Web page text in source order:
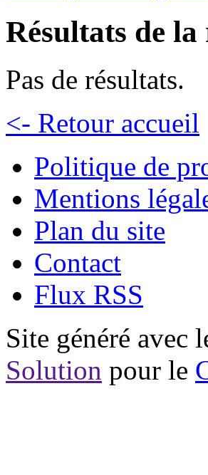
Résultats de la
Pas de résultats.
<- Retour accueil
Politique de
Mentions
Plan du site
Contact
Flux RSS
Site généré
Solution pour le